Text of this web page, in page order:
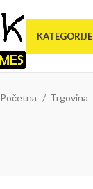
KATEGORIJE
Početna Trgovina